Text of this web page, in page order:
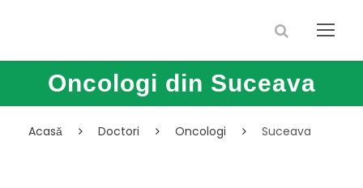
Oncologi din Suceava
Acasă Doctori Oncologi Suceava